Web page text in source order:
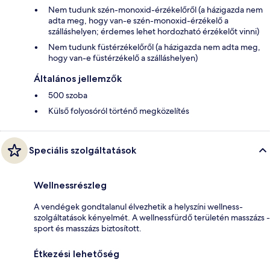
Nem tudunk szén-monoxid-érzékelőről (a házigazda nem
adta meg, hogy van-e szén-monoxid-érzékelő a
szálláshelyen; érdemes lehet hordozható érzékelőt vinni)
Nem tudunk füstérzékelőről (a házigazda nem adta meg,
hogy van-e füstérzékelő a szálláshelyen)
Általános jellemzők
500 szoba
Külső folyosóról történő megközelítés
Speciális szolgáltatások
Wellnessrészleg
A vendégek gondtalanul élvezhetik a helyszíni wellness-
szolgáltatások kényelmét. A wellnessfürdő területén masszázs -
sport és masszázs biztosított.
Étkezési lehetőség